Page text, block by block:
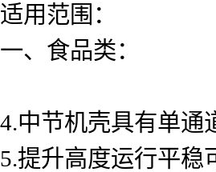
适用范围：
一、食品类：
4.中节机壳具有单通
5.提升高度运行平稳